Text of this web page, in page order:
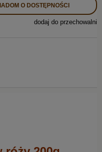
O DOSTĘPNOŚCI
dodaj do przechowalni